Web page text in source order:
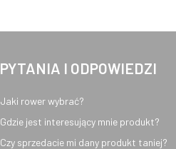
PYTANIA I ODPOWIEDZI
Jaki rower wybrać?
Gdzie jest interesujący mnie produkt?
Czy sprzedacie mi dany produkt taniej?